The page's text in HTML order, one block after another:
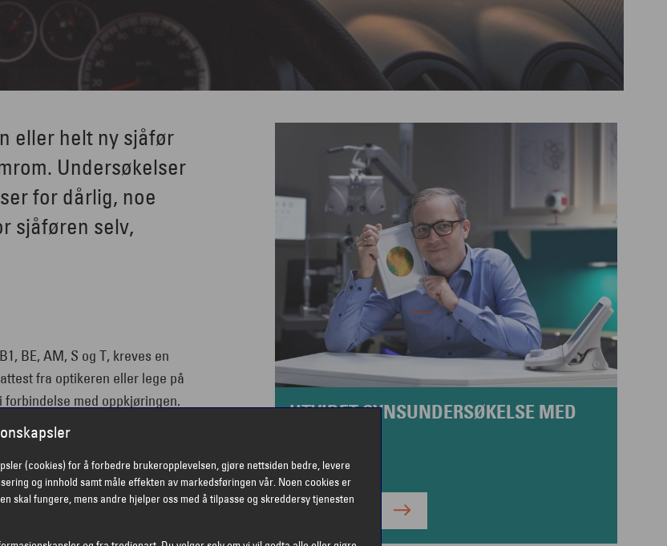
eller helt ny sjåfør
Undersøkelser
for dårlig, noe
sjåføren selv,
BE, AM, S og T, kreves en
fra optikeren eller lege på
i forbindelse med oppkjøringen.
ikke hvor godt det er mulig
UTVIDET SYNSUNDERSØKELSE MED
veil. pris 1190,-
BESTILL TIME
(cookies) for å forbedre brukeropplevelsen, gjøre nettsiden bedre, levere
og innhold samt måle effekten av markedsføringen vår. Noen cookies er
skal fungere, mens andre hjelper oss med å tilpasse og skreddersy tjenesten